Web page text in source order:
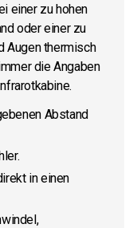
einer zu hohen
oder einer zu
Augen thermisch
die Angaben
Abstand
in einen